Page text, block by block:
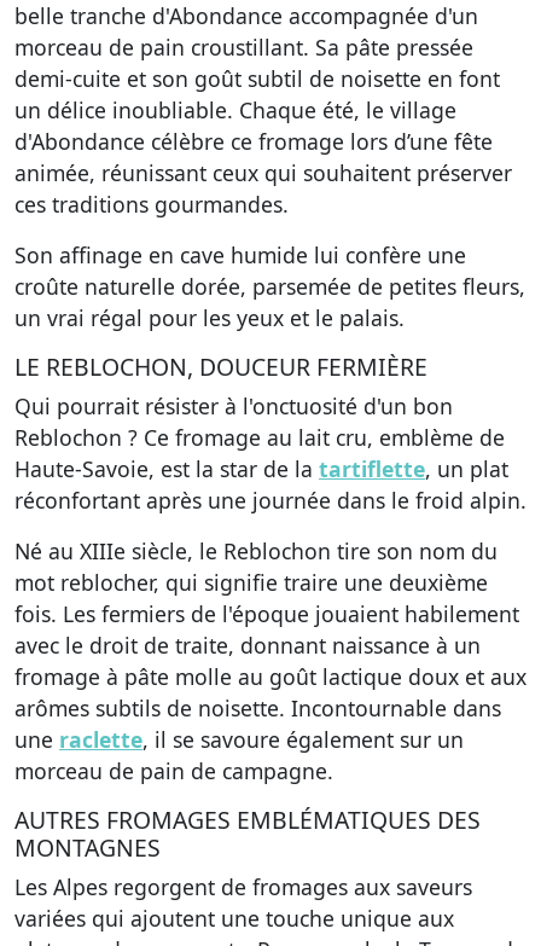
belle tranche d'Abondance accompagnée d'un
morceau de pain croustillant. Sa pâte pressée
demi-cuite et son goût subtil de noisette en font
un délice inoubliable. Chaque été, le village
d'Abondance célèbre ce fromage lors d’une fête
animée, réunissant ceux qui souhaitent préserver
ces traditions gourmandes.
Son affinage en cave humide lui confère une
croûte naturelle dorée, parsemée de petites fleurs,
un vrai régal pour les yeux et le palais.
LE REBLOCHON, DOUCEUR FERMIÈRE
Qui pourrait résister à l'onctuosité d'un bon
Reblochon ? Ce fromage au lait cru, emblème de
Haute-Savoie, est la star de la tartiflette, un plat
réconfortant après une journée dans le froid alpin.
Né au XIIIe siècle, le Reblochon tire son nom du
mot reblocher, qui signifie traire une deuxième
fois. Les fermiers de l'époque jouaient habilement
avec le droit de traite, donnant naissance à un
fromage à pâte molle au goût lactique doux et aux
arômes subtils de noisette. Incontournable dans
une raclette, il se savoure également sur un
morceau de pain de campagne.
AUTRES FROMAGES EMBLÉMATIQUES DES
MONTAGNES
Les Alpes regorgent de fromages aux saveurs
variées qui ajoutent une touche unique aux